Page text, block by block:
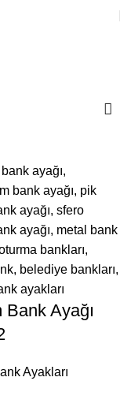
Bank Ayağı
Ayakları